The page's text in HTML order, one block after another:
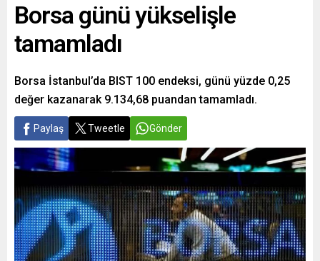
Borsa günü yükselişle
tamamladı
Borsa İstanbul’da BIST 100 endeksi, günü yüzde 0,25
değer kazanarak 9.134,68 puandan tamamladı.
Paylaş Tweetle Gönder